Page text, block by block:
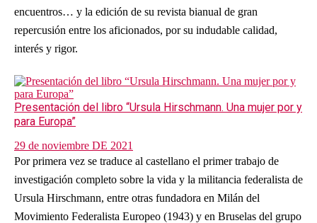
encuentros… y la edición de su revista bianual de gran
repercusión entre los aficionados, por su indudable calidad,
interés y rigor.
Presentación del libro “Ursula Hirschmann. Una mujer por y
para Europa”
29 de noviembre DE 2021
Por primera vez se traduce al castellano el primer trabajo de
investigación completo sobre la vida y la militancia federalista de
Ursula Hirschmann, entre otras fundadora en Milán del
Movimiento Federalista Europeo (1943) y en Bruselas del grupo